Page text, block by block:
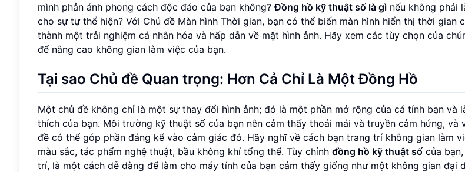
mình phản ánh phong cách độc đáo của bạn không?Đồng hồ kỹ thuật số là gì nếu không phải
cho sự tự thể hiện? Với Chủ đề Màn hình Thời gian, bạn có thể biến màn hình hiển thị thời gian
thành một trải nghiệm cá nhân hóa và hấp dẫn về mặt hình ảnh. Hãy xem các tùy chọn của
để nâng cao không gian làm việc của bạn.
Tại sao Chủ đề Quan trọng: Hơn Cả Chỉ Là Một Đồng Hồ
Một chủ đề không chỉ là một sự thay đổi hình ảnh; đó là một phần mở rộng của cá tính bạn và
thích của bạn. Môi trường kỹ thuật số của bạn nên cảm thấy thoải mái và truyền cảm hứng, và
đề có thể góp phần đáng kể vào cảm giác đó. Hãy nghĩ về cách bạn trang trí không gian làm
màu sắc, tác phẩm nghệ thuật, bầu không khí tổng thể. Tùy chỉnh đồng hồ kỹ thuật số của
trí, là một cách dễ dàng để làm cho máy tính của bạn cảm thấy giống như một không gian đại